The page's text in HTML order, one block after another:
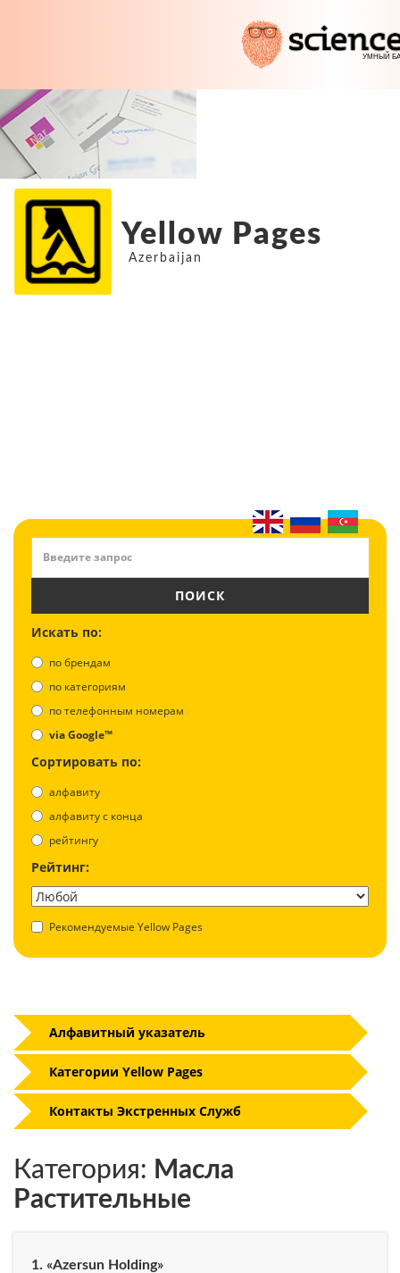
Yellow Pages
Azerbaijan
ПОИСК
Искать по:
по брендам
по категориям
по телефонным номерам
via Google™
Сортировать по:
алфавиту
aлфавиту с конца
рейтингу
Рейтинг:
Рекомендуемые Yellow Pages
Категория: Масла
Растительные
1. «Azersun Holding»
Алфавитный указатель
Категории Yellow Pages
Контакты Экстренных Служб